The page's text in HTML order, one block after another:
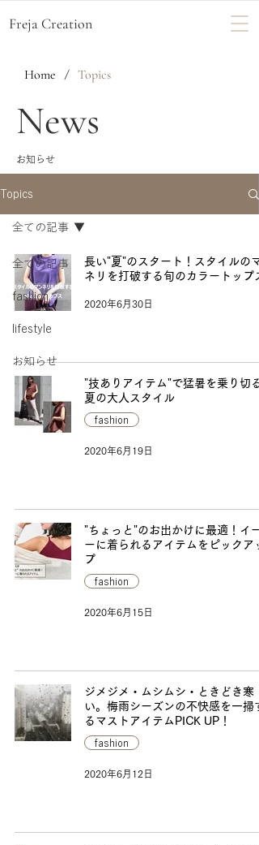
Freja Creation
Home / Topics
News
お知らせ
Topics
全ての記事
fashion
lifestyle
お知らせ
全ての記事
長い"夏"のスタート！スタイルのマ
ネリを打破する旬のカラートップス
2020年6月30日
"技ありアイテム"で猛暑を乗り切る
夏の大人スタイル
fashion
2020年6月19日
"ちょっと"のお出かけに最適！イー
ーに着られるアイテムをピックアッ
プ
fashion
2020年6月15日
ジメジメ・ムシムシ・ときどき寒
い。梅雨シーズンの不快感を一掃す
るマストアイテムPICK UP！
fashion
2020年6月12日